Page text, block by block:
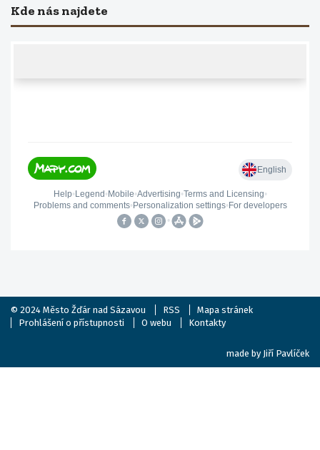
Kde nás najdete
© 2024 Město Žďár nad Sázavou RSS
Mapa stránek
Prohlášení o přístupnosti
O webu Kontakty
made by Jiří Pavlíček